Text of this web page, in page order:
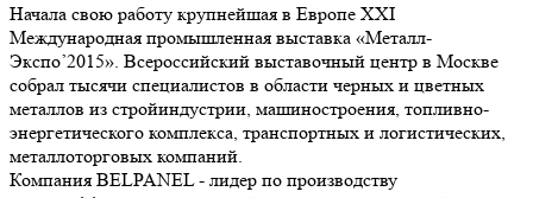
Начала свою работу крупнейшая в Европе XXI
Международная промышленная выставка «Металл-
Экспо’2015». Всероссийский выставочный центр в Москве
собрал тысячи специалистов в области черных и цветных
металлов из стройиндустрии, машиностроения, топливно-
энергетического комплекса, транспортных и логистических,
металлоторговых компаний.
Компания BELPANEL - лидер по производству